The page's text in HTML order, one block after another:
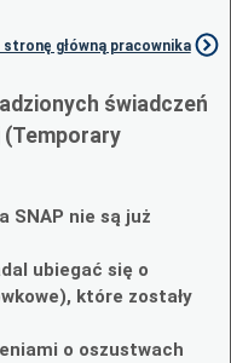
stronę główną pracownika
świadczeń
(Temporary
SNAP nie są już
ubiegać się o
które zostały
o oszustwach